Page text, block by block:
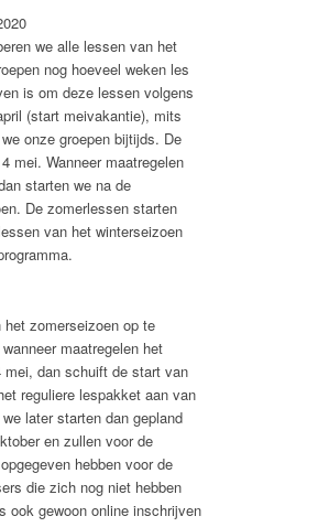
we alle lessen van het
nog hoeveel weken les
is om deze lessen volgens
(start meivakantie), mits
onze groepen bijtijds. De
mei. Wanneer maatregelen
starten we na de
De zomerlessen starten
van het winterseizoen
zomerseizoen op te
maatregelen het
dan schuift de start van
reguliere lespakket aan van
later starten dan gepland
en zullen voor de
hebben voor de
die zich nog niet hebben
ook gewoon online inschrijven